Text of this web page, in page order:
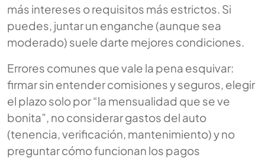
más intereses o requisitos más estrictos. Si
puedes, juntar un enganche (aunque sea
moderado) suele darte mejores condiciones.
Errores comunes que vale la pena esquivar:
firmar sin entender comisiones y seguros, elegir
el plazo solo por “la mensualidad que se ve
bonita”, no considerar gastos del auto
(tenencia, verificación, mantenimiento) y no
preguntar cómo funcionan los pagos